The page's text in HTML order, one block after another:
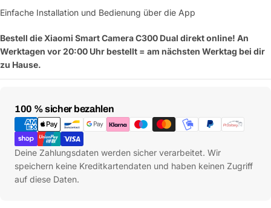
Einfache Installation und Bedienung über die App
Bestell die Xiaomi Smart Camera C300 Dual direkt online! An
Werktagen vor 20:00 Uhr bestellt = am nächsten Werktag bei dir
zu Hause.
100 % sicher bezahlen
Zahlungsmethoden
Deine Zahlungsdaten werden sicher verarbeitet. Wir
speichern keine Kreditkartendaten und haben keinen Zugriff
auf diese Daten.